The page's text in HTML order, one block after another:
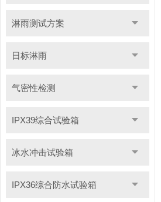
淋雨测试方案
日标淋雨
气密性检测
IPX39综合试验箱
冰水冲击试验箱
IPX36综合防水试验箱